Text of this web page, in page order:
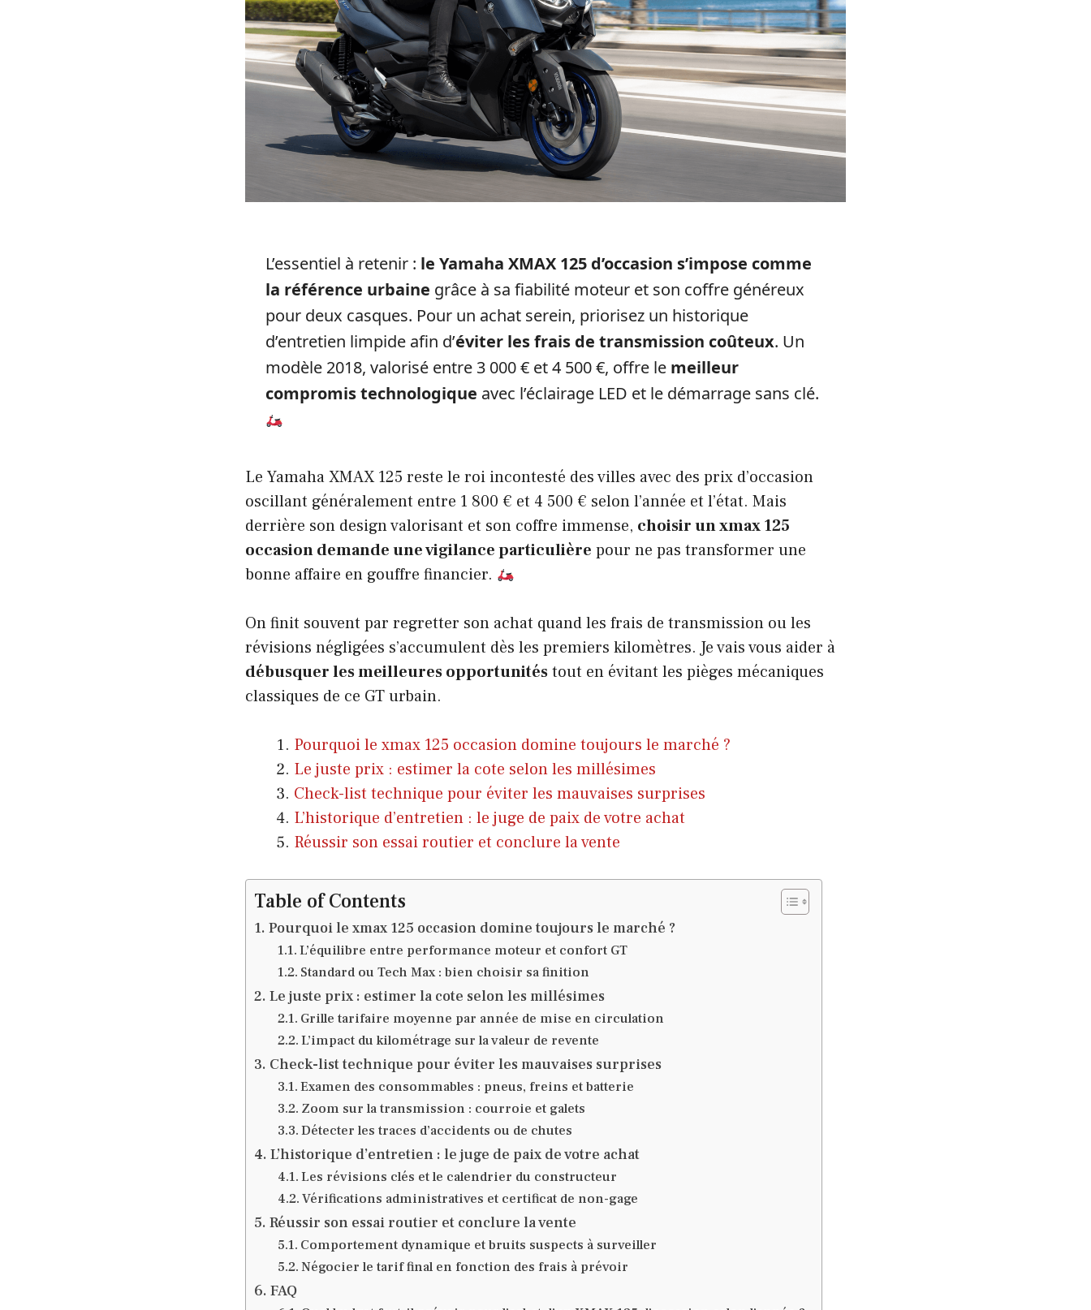
L’essentiel à retenir : le Yamaha XMAX 125 d’occasion s’impose comme
la référence urbaine grâce à sa fiabilité moteur et son coffre généreux
pour deux casques. Pour un achat serein, priorisez un historique
d’entretien limpide afin d’éviter les frais de transmission coûteux. Un
modèle 2018, valorisé entre 3 000 € et 4 500 €, offre le meilleur
compromis technologique avec l’éclairage LED et le démarrage sans clé.
Le Yamaha XMAX 125 reste le roi incontesté des villes avec des prix d’occasion
oscillant généralement entre 1 800 € et 4 500 € selon l’année et l’état. Mais
derrière son design valorisant et son coffre immense, choisir un xmax 125
occasion demande une vigilance particulière pour ne pas transformer une
bonne affaire en gouffre financier.
On finit souvent par regretter son achat quand les frais de transmission ou les
révisions négligées s’accumulent dès les premiers kilomètres. Je vais vous aider à
débusquer les meilleures opportunitéstout en évitant les pièges mécaniques
classiques de ce GT urbain.
Pourquoi le xmax 125 occasion domine toujours le marché ?
Le juste prix : estimer la cote selon les millésimes
Check-list technique pour éviter les mauvaises surprises
L’historique d’entretien : le juge de paix de votre achat
Réussir son essai routier et conclure la vente
Table of Contents
Pourquoi le xmax 125 occasion domine toujours le marché ?
L’équilibre entre performance moteur et confort GT
Standard ou Tech Max : bien choisir sa finition
Le juste prix : estimer la cote selon les millésimes
Grille tarifaire moyenne par année de mise en circulation
L’impact du kilométrage sur la valeur de revente
Check-list technique pour éviter les mauvaises surprises
Examen des consommables : pneus, freins et batterie
Zoom sur la transmission : courroie et galets
Détecter les traces d’accidents ou de chutes
L’historique d’entretien : le juge de paix de votre achat
Les révisions clés et le calendrier du constructeur
Vérifications administratives et certificat de non-gage
Réussir son essai routier et conclure la vente
Comportement dynamique et bruits suspects à surveiller
Négocier le tarif final en fonction des frais à prévoir
FAQ